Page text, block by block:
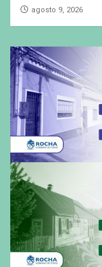
agosto 9, 2026